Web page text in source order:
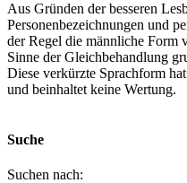
Aus Gründen der besseren
Personenbezeichnungen und
der Regel die männliche Form
Sinne der Gleichbehandlung
Diese verkürzte Sprachform
und beinhaltet keine Wertung.
Suche
Suchen nach: